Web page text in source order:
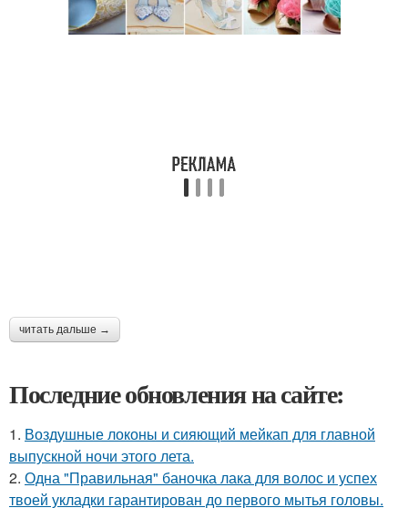
читать дальше →
Последние обновления на сайте:
1. Воздушные локоны и сияющий мейкап для главной
выпускной ночи этого лета.
2. Одна "Правильная" баночка лака для волос и успех
твоей укладки гарантирован до первого мытья головы.